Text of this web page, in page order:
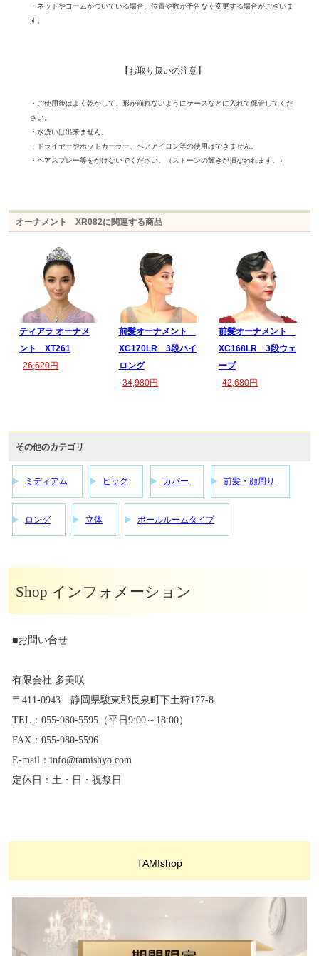
・ネットやコームがついている場合、位置や数が予告なく変更する場合がございま
す。
【お取り扱いの注意】
・ご使用後はよく乾かして、形が崩れないようにケースなどに入れて保管してくだ
さい。
・水洗いは出来ません。
・ドライヤーやホットカーラー、ヘアアイロン等の使用はできません。
・ヘアスプレー等をかけないでください。（ストーンの輝きが損なわれます。）
オーナメント XR082に関連する商品
ティアラ オーナメ
ント XT261
26,620円
前髪オーナメント
XC170LR 3段ハイ
ロング
34,980円
前髪オーナメント
XC168LR 3段ウェ
ーブ
42,680円
その他のカテゴリ
ミディアム ビッグ カバー 前髪・顔周り
ロング 立体 ボールルームタイプ
Shop インフォメーション
■お問い合せ
有限会社 多美咲
〒411-0943 静岡県駿東郡長泉町下土狩177-8
TEL：055-980-5595（平日9:00～18:00）
FAX：055-980-5596
E-mail：info@tamishyo.com
定休日：土・日・祝祭日
TAMIshop